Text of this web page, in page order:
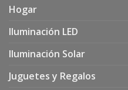
Hogar
Iluminación LED
Iluminación Solar
Juguetes y Regalos